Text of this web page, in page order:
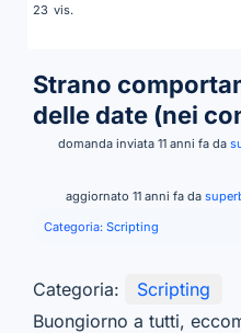
23 vis.
Strano
delle date (nei
domanda inviata 11 anni fa da
aggiornato 11 anni fa da
Categoria: Scripting
Categoria:
Scripting
Buongiorno a tutti,